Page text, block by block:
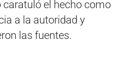
caratuló el hecho como
a la autoridad y
las fuentes.